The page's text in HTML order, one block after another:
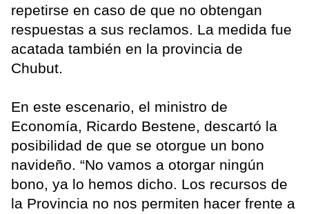
repetirse en caso de que no obtengan
respuestas a sus reclamos. La medida fue
acatada también en la provincia de
Chubut.
En este escenario, el ministro de
Economía, Ricardo Bestene, descartó la
posibilidad de que se otorgue un bono
navideño. “No vamos a otorgar ningún
bono, ya lo hemos dicho. Los recursos de
la Provincia no nos permiten hacer frente a